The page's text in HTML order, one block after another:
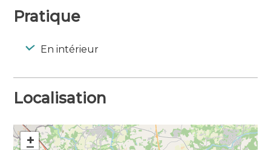
Pratique
En intérieur
Localisation
+